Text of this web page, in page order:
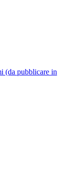
(da pubblicare in